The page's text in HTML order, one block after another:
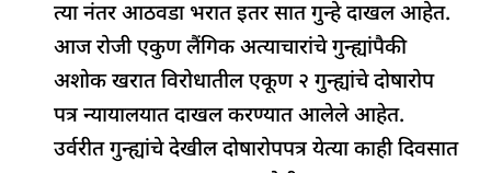
त्या नंतर आठवडा भरात इतर सात गुन्हे दाखल आहेत.
आज रोजी एकुण लैंगिक अत्याचारांचे गुन्ह्यांपैकी
अशोक खरात विरोधातील एकूण २ गुन्ह्यांचे दोषारोप
पत्र न्यायालयात दाखल करण्यात आलेले आहेत.
उर्वरीत गुन्ह्यांचे देखील दोषारोपपत्र येत्या काही दिवसात